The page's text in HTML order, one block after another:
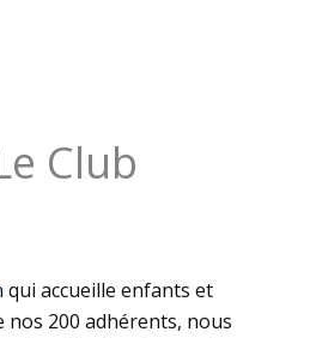
Club
qui accueille enfants et
nos 200 adhérents, nous